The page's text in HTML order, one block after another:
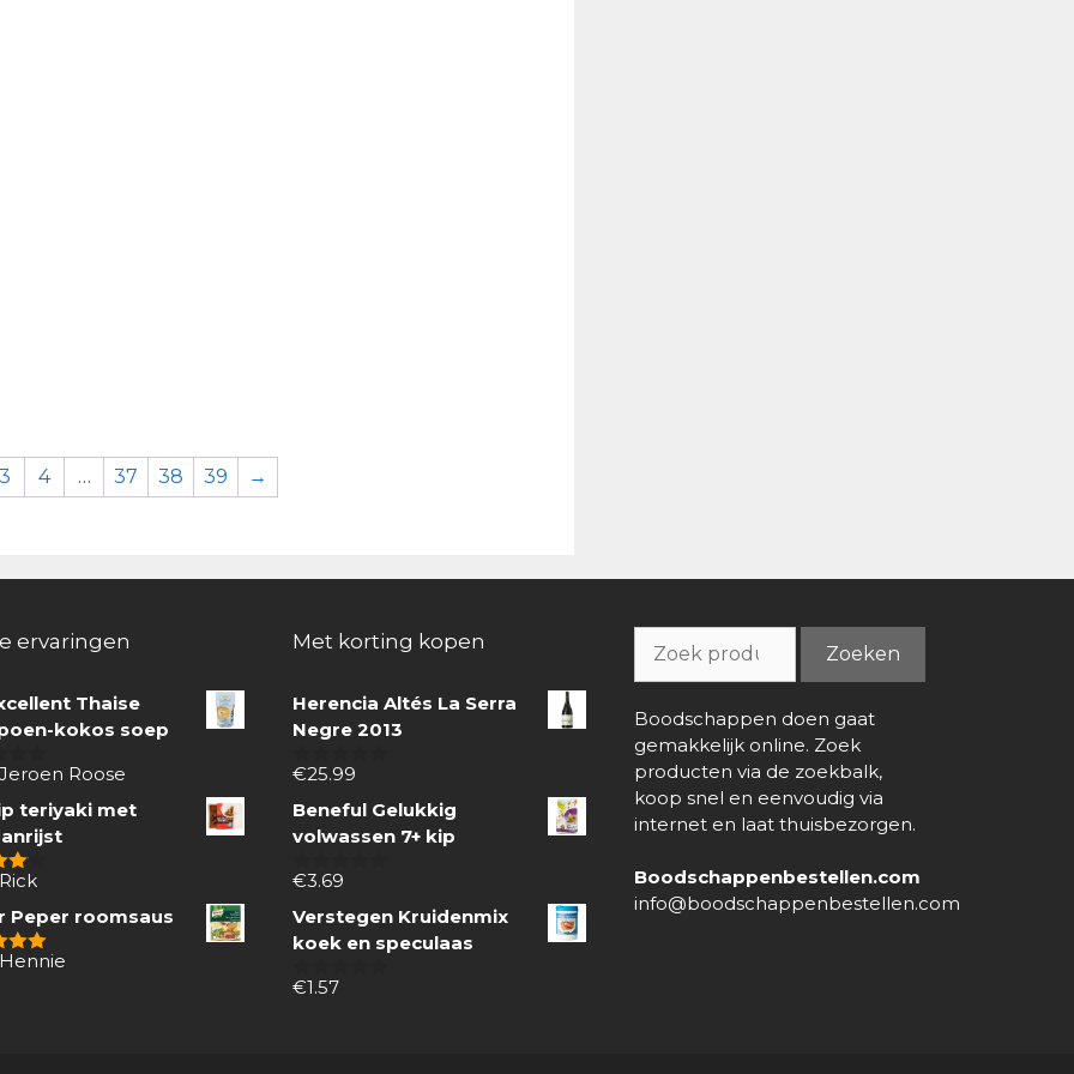
3 4 … 37 38 39 →
ervaringen
Thaise
kokos soep
Roose
teriyaki met
Peper roomsaus
5
Met korting kopen
Herencia Altés La Serra
Negre 2013
0
5
€25.99
Beneful Gelukkig
volwassen 7+ kip
0
5
€3.69
Verstegen Kruidenmix
koek en speculaas
0
€1.57
naar:
Zoeken
Boodschappen doen gaat
gemakkelijk online. Zoek
producten via de zoekbalk,
koop snel en eenvoudig via
internet en laat thuisbezorgen.
Boodschappenbestellen.com
info@boodschappenbestellen.com